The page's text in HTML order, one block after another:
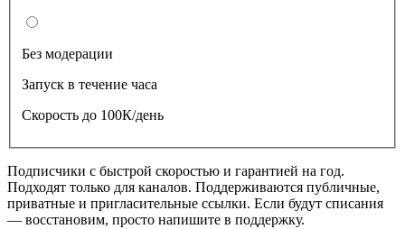
Без модерации
Запуск в течение часа
Скорость до 100К/день
Подписчики с быстрой скоростью и гарантией на год.
Подходят только для каналов. Поддерживаются публичные,
приватные и пригласительные ссылки. Если будут списания
— восстановим, просто напишите в поддержку.